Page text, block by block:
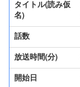
タイトル(読み仮
名)
話数
放送時間(分)
開始日